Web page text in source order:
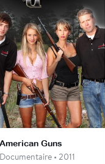
Guns
• 2011